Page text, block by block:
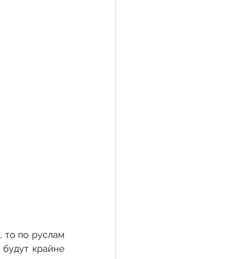
то по руслам
крайне